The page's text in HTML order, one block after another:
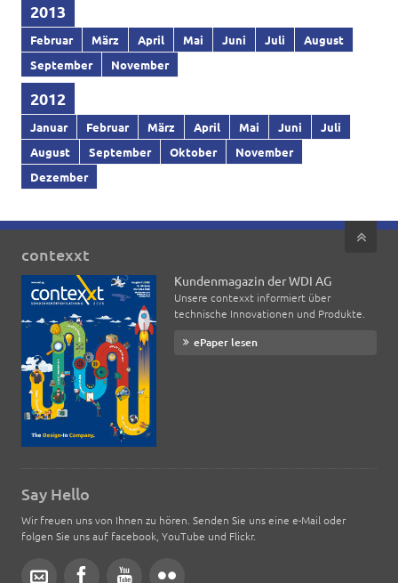
2013
Februar März April Mai Juni Juli
August
September
November
2012
Januar Februar März April Mai Juni
Juli
August
September Oktober
November
Dezember
contexxt
Kundenmagazin der WDI AG
Unsere contexxt informiert über
technische Innovationen und Produkte.
ePaper lesen
Say Hello
Wir freuen uns von Ihnen zu hören. Senden Sie uns eine e-Mail oder
folgen Sie uns auf facebook, YouTube und Flickr.